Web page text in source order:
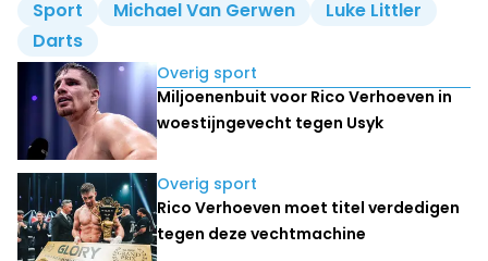
Sport Michael Van Gerwen
Luke Littler
Darts
Lees ook
Overig sport
Miljoenenbuit voor Rico Verhoeven in
woestijngevecht tegen Usyk
Overig sport
Rico Verhoeven moet titel verdedigen
tegen deze vechtmachine